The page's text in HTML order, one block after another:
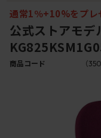
通常1％+10%をプレ
公式ストアモデ
商品コード （